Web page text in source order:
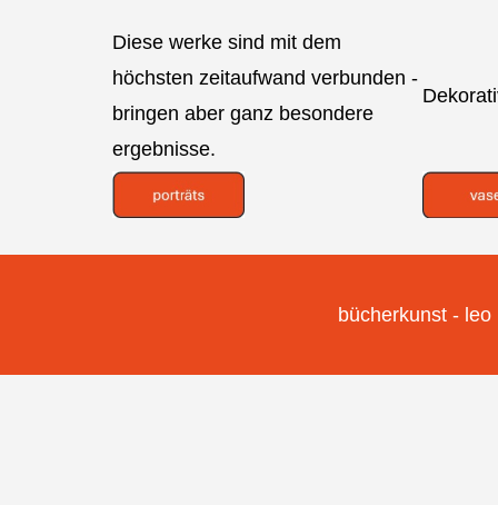
Diese werke sind mit dem
höchsten zeitaufwand verbunden -
bringen aber ganz besondere
ergebnisse.
bücherkunst -